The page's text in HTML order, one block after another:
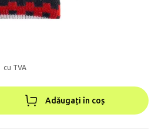
cu TVA
Adăugați în coș